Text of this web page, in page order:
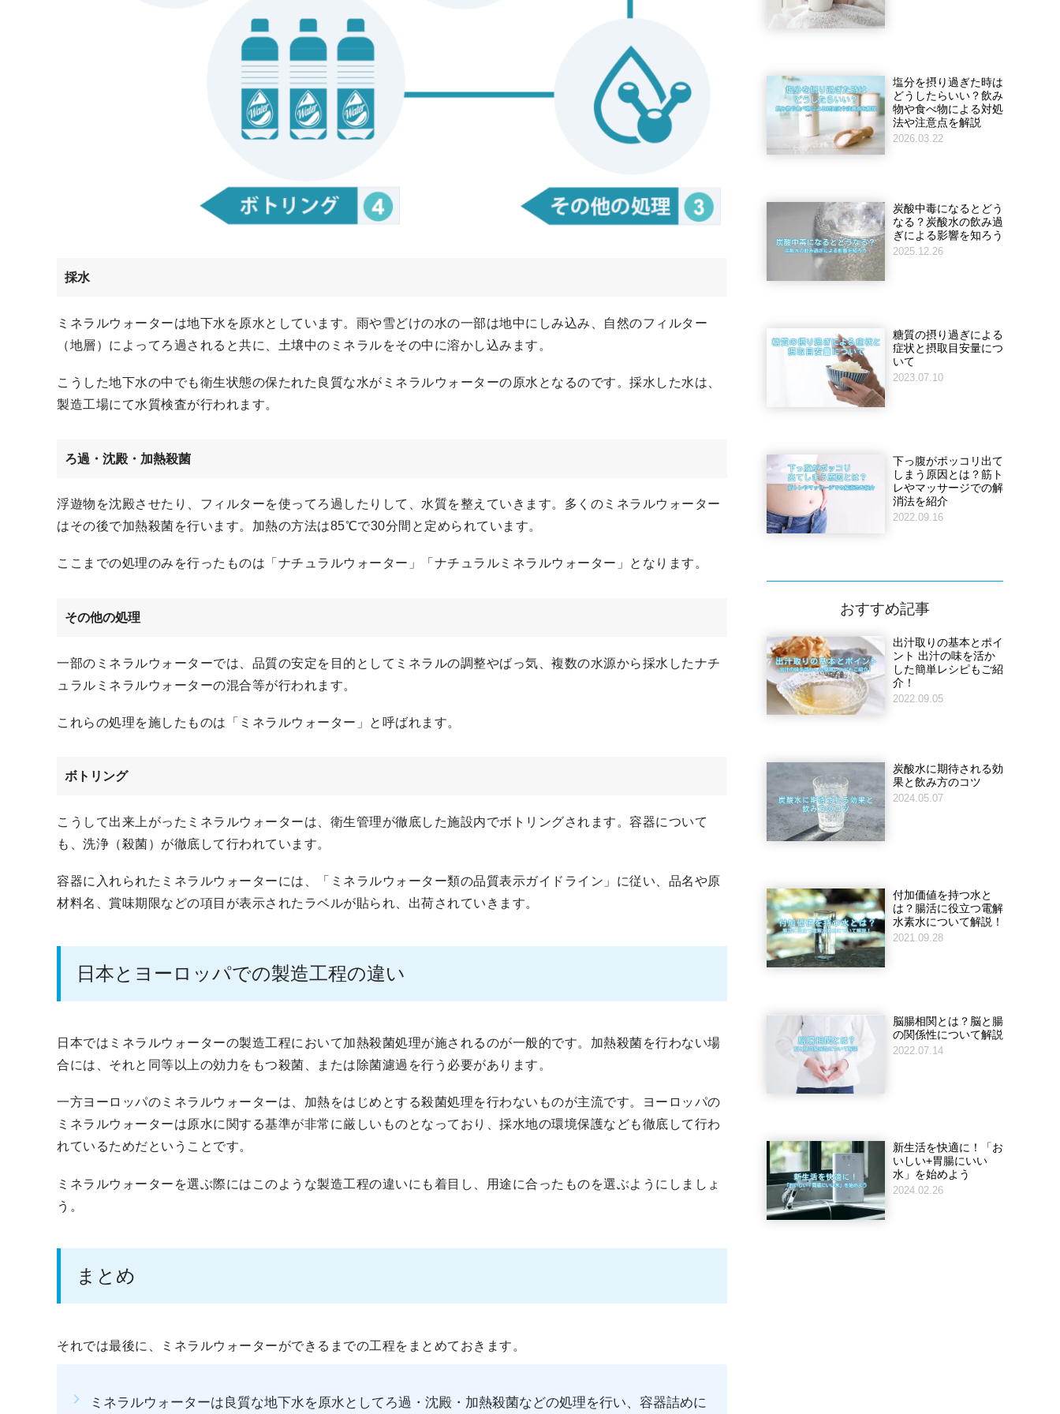
採水
ミネラルウォーターは地下水を原水としています。雨や雪どけの水の一部は地中にしみ込み、自然のフィルター
（地層）によってろ過されると共に、土壌中のミネラルをその中に溶かし込みます。
こうした地下水の中でも衛生状態の保たれた良質な水がミネラルウォーターの原水となるのです。採水した水は、
製造工場にて水質検査が行われます。
ろ過・沈殿・加熱殺菌
浮遊物を沈殿させたり、フィルターを使ってろ過したりして、水質を整えていきます。多くのミネラルウォーター
はその後で加熱殺菌を行います。加熱の方法は85℃で30分間と定められています。
ここまでの処理のみを行ったものは「ナチュラルウォーター」「ナチュラルミネラルウォーター」となります。
その他の処理
一部のミネラルウォーターでは、品質の安定を目的としてミネラルの調整やばっ気、複数の水源から採水したナチ
ュラルミネラルウォーターの混合等が行われます。
これらの処理を施したものは「ミネラルウォーター」と呼ばれます。
ボトリング
こうして出来上がったミネラルウォーターは、衛生管理が徹底した施設内でボトリングされます。容器について
も、洗浄（殺菌）が徹底して行われています。
容器に入れられたミネラルウォーターには、「ミネラルウォーター類の品質表示ガイドライン」に従い、品名や原
材料名、賞味期限などの項目が表示されたラベルが貼られ、出荷されていきます。
日本とヨーロッパでの製造工程の違い
日本ではミネラルウォーターの製造工程において加熱殺菌処理が施されるのが一般的です。加熱殺菌を行わない場
合には、それと同等以上の効力をもつ殺菌、または除菌濾過を行う必要があります。
一方ヨーロッパのミネラルウォーターは、加熱をはじめとする殺菌処理を行わないものが主流です。ヨーロッパの
ミネラルウォーターは原水に関する基準が非常に厳しいものとなっており、採水地の環境保護なども徹底して行わ
れているためだということです。
ミネラルウォーターを選ぶ際にはこのような製造工程の違いにも着目し、用途に合ったものを選ぶようにしましょ
う。
まとめ
それでは最後に、ミネラルウォーターができるまでの工程をまとめておきます。
ミネラルウォーターは良質な地下水を原水としてろ過・沈殿・加熱殺菌などの処理を行い、容器詰めに
塩分を摂り過ぎた時は
どうしたらいい？飲み
物や食べ物による対処
法や注意点を解説
2026.03.22
炭酸中毒になるとどう
なる？炭酸水の飲み過
ぎによる影響を知ろう
2025.12.26
糖質の摂り過ぎによる
症状と摂取目安量につ
いて
2023.07.10
下っ腹がポッコリ出て
しまう原因とは？筋ト
レやマッサージでの解
消法を紹介
2022.09.16
おすすめ記事
出汁取りの基本とポイ
ント 出汁の味を活か
した簡単レシピもご紹
介！
2022.09.05
炭酸水に期待される効
果と飲み方のコツ
2024.05.07
付加価値を持つ水と
は？腸活に役立つ電解
水素水について解説！
2021.09.28
脳腸相関とは？脳と腸
の関係性について解説
2022.07.14
新生活を快適に！「お
いしい+胃腸にいい
水」を始めよう
2024.02.26